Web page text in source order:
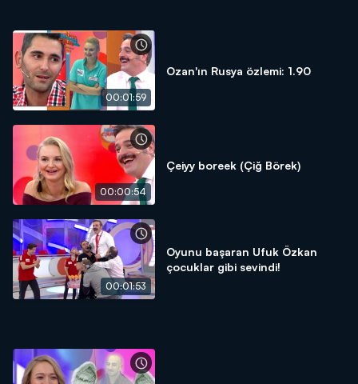
00:01:59
Ozan'ın Rusya özlemi: 1.90
00:00:54
Çeiyy boreek (Çiğ Börek)
00:01:53
Oyunu başaran Ufuk Özkan
çocuklar gibi sevindi!